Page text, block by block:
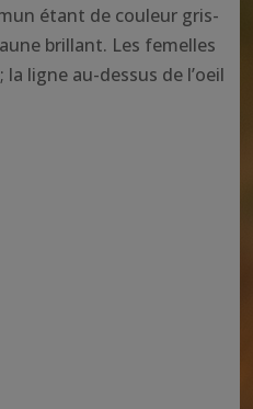
étant de couleur gris-
brillant. Les femelles
ligne au-dessus de l’oeil